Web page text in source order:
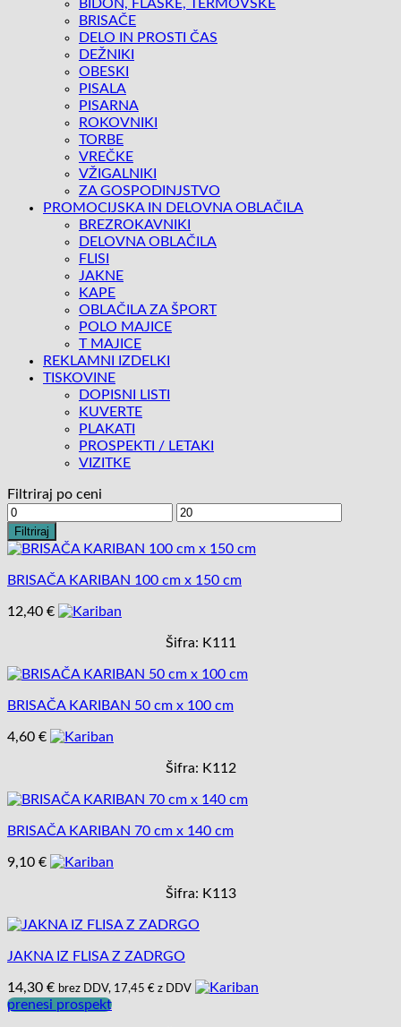
BIDON, FLAŠKE, TERMOVSKE
BRISAČE
DELO IN PROSTI ČAS
DEŽNIKI
OBESKI
PISALA
PISARNA
ROKOVNIKI
TORBE
VREČKE
VŽIGALNIKI
ZA GOSPODINJSTVO
PROMOCIJSKA IN DELOVNA OBLAČILA
BREZROKAVNIKI
DELOVNA OBLAČILA
FLISI
JAKNE
KAPE
OBLAČILA ZA ŠPORT
POLO MAJICE
T MAJICE
REKLAMNI IZDELKI
TISKOVINE
DOPISNI LISTI
KUVERTE
PLAKATI
PROSPEKTI / LETAKI
VIZITKE
Filtriraj po ceni
Min
cena
Max
Filtriraj
BRISAČA KARIBAN 100 cm x 150 cm
12,40 €
Šifra: K111
BRISAČA KARIBAN 50 cm x 100 cm
4,60 €
Šifra: K112
BRISAČA KARIBAN 70 cm x 140 cm
9,10 €
Šifra: K113
JAKNA IZ FLISA Z ZADRGO
14,30 € brez DDV, 17,45 € z DDV
prenesi prospekt